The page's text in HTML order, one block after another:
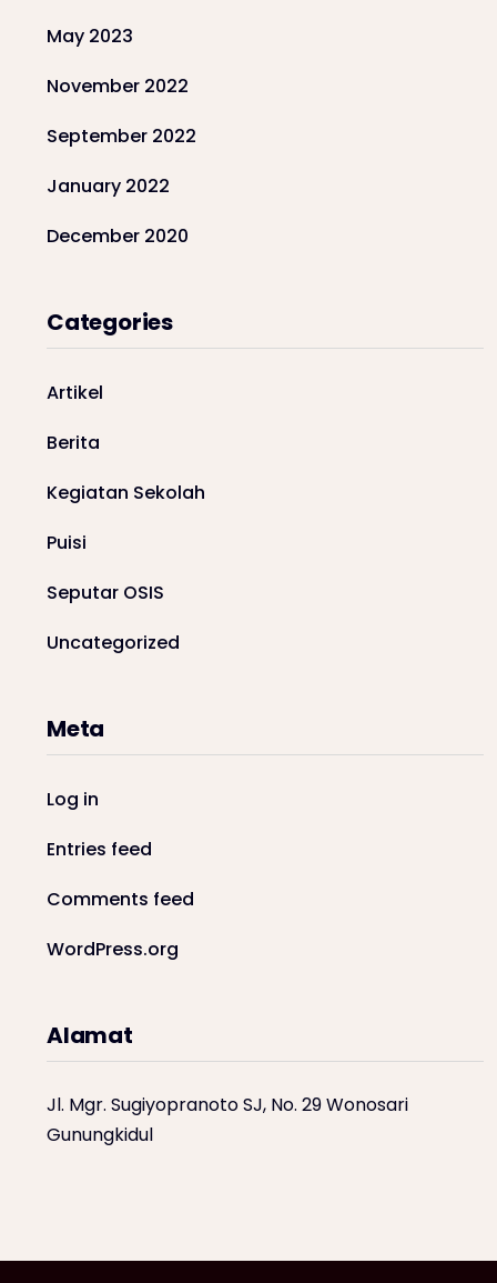
May 2023
November 2022
September 2022
January 2022
December 2020
Categories
Artikel
Berita
Kegiatan Sekolah
Puisi
Seputar OSIS
Uncategorized
Meta
Log in
Entries feed
Comments feed
WordPress.org
Alamat
Jl. Mgr. Sugiyopranoto SJ, No. 29 Wonosari
Gunungkidul